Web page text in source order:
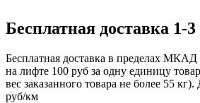
Бесплатная доставка 1-
Бесплатная доставка в пределах
на лифте 100 руб за одну единицу
вес заказанного товара не более 55
руб/км